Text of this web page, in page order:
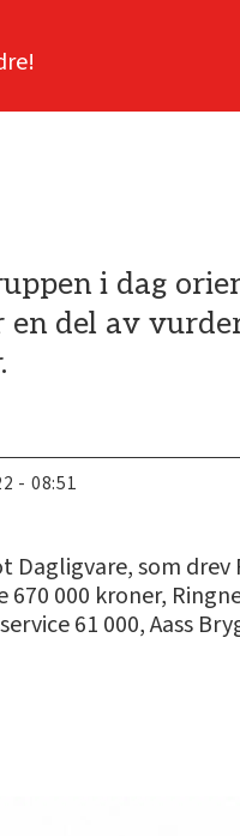
i dag
del av
- 08:51
som
000 kroner,
61 000, Aass